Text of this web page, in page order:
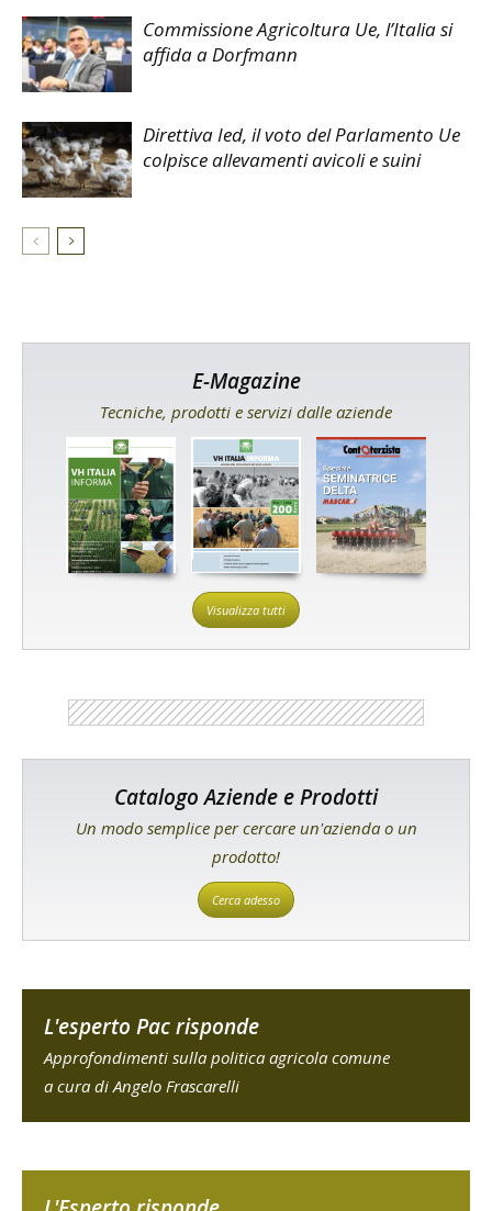
Commissione Agricoltura Ue, l’Italia si
affida a Dorfmann
Direttiva Ied, il voto del Parlamento Ue
colpisce allevamenti avicoli e suini
E-Magazine
Tecniche, prodotti e servizi dalle aziende
Visualizza tutti
Catalogo Aziende e Prodotti
Un modo semplice per cercare un'azienda o un
prodotto!
Cerca adesso
L'esperto Pac risponde
Approfondimenti sulla politica agricola comune
a cura di Angelo Frascarelli